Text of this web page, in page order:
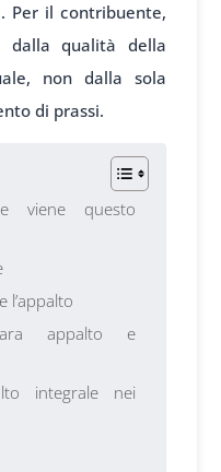
Per il contribuente,
dalla qualità della
non dalla sola
di prassi.
viene questo
l’appalto
appalto e
integrale nei